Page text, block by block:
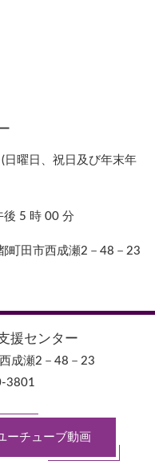
日曜日、祝日及び年末年
後 5 時 00 分
町田市西成瀬2－48－23
援センター
成瀬2－48－23
3801
ーチューブ動画